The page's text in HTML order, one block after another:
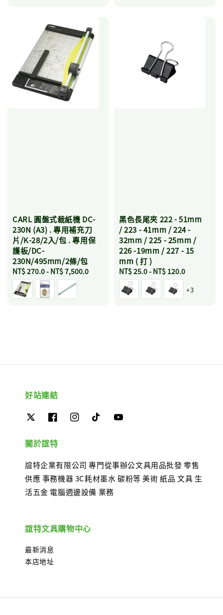
CARL 圓盤式裁紙機 DC-
230N (A3) . 專用補充刀
片/K-28/2入/包 . 專用保
護板/DC-
230N/495mm/2條/包
Regular
price
NT$ 270.0- NT$ 7,500.0
黑色長尾夾 222 - 51mm
/ 223 - 41mm / 224 -
32mm / 225 - 25mm /
226 -19mm / 227 - 15
mm ( 打 )
Regular
price
NT$ 25.0- NT$ 120.0
+3
好站連結
關於誼特
誼特企業有限公司 專門從事辦公文具用品批發 零售
供應 事務機器 3C耗材墨水 碳粉等 美術 紙品 文具 生
活五金 電腦週邊設備 業務
誼特文具購物中心
最新消息
本店地址